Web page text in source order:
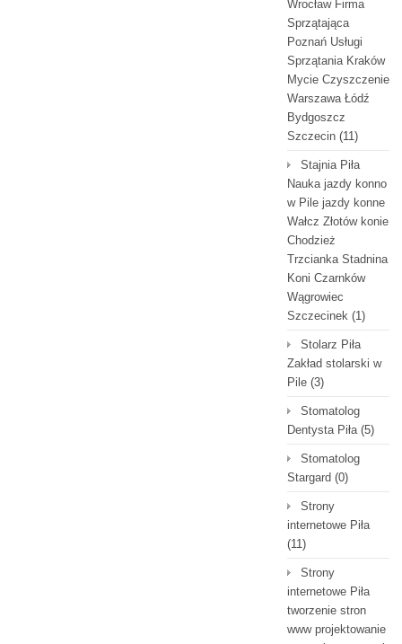
Wrocław Firma
Sprzątająca
Poznań Usługi
Sprzątania Kraków
Mycie Czyszczenie
Warszawa Łódź
Bydgoszcz
Szczecin (11)
Stajnia Piła
Nauka jazdy konno
w Pile jazdy konne
Wałcz Złotów konie
Chodzież
Trzcianka Stadnina
Koni Czarnków
Wągrowiec
Szczecinek (1)
Stolarz Piła
Zakład stolarski w
Pile (3)
Stomatolog
Dentysta Piła(5)
Stomatolog
Stargard (0)
Strony
internetowe Piła
(11)
Strony
internetowe Piła
tworzenie stron
www projektowanie